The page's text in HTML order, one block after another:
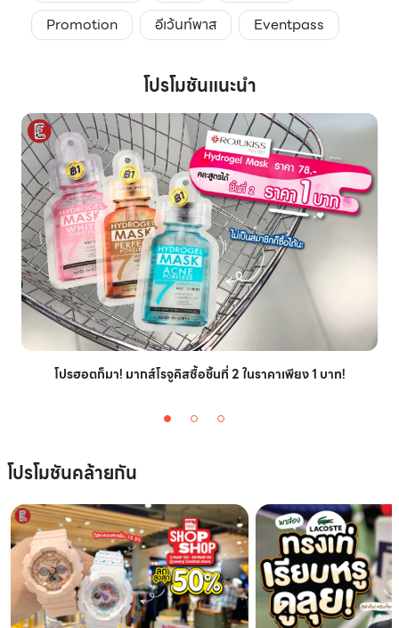
Promotion
อีเว้นท์พาส Eventpass
โปรโมชันแนะนำ
โปรฮอตก็มา! มากส์โรจูคิสซื้อชิ้นที่ 2 ในราคาเพียง 1 บาท!
โปรโมชันคล้ายกัน